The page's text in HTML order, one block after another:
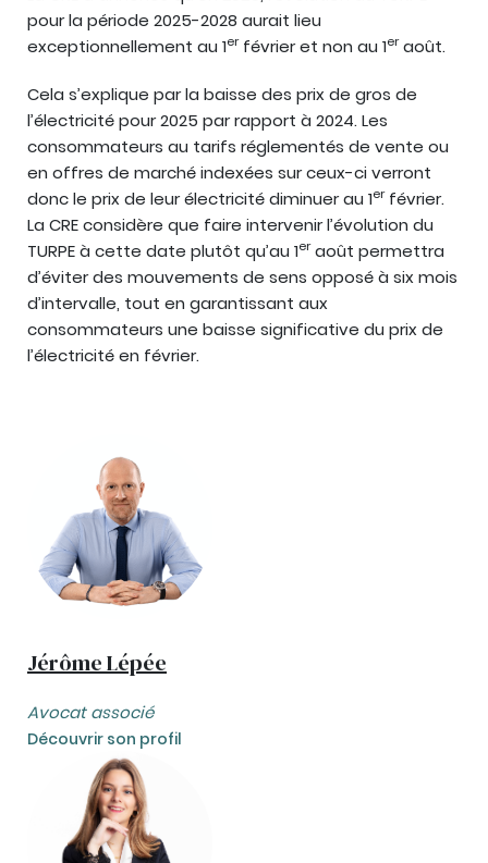
pour la période 2025-2028 aurait lieu
exceptionnellement au 1erfévrier et non au 1eraoût.
Cela s’explique par la baisse des prix de gros de
l’électricité pour 2025 par rapport à 2024. Les
consommateurs au tarifs réglementés de vente ou
en offres de marché indexées sur ceux-ci verront
donc le prix de leur électricité diminuer au 1erfévrier.
La CRE considère que faire intervenir l’évolution du
TURPE à cette date plutôt qu’au 1eraoût permettra
d’éviter des mouvements de sens opposé à six mois
d’intervalle, tout en garantissant aux
consommateurs une baisse significative du prix de
l’électricité en février.
Jérôme Lépée
Avocat associé
Découvrir son profil